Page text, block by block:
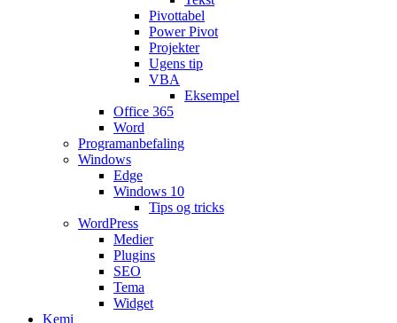
Pivottabel
Power Pivot
Projekter
Ugens tip
VBA
Eksempel
Office 365
Word
Programanbefaling
Windows
Edge
Windows 10
Tips og tricks
WordPress
Medier
Plugins
SEO
Tema
Widget
Kemi